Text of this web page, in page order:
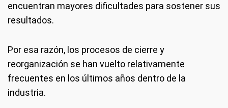
encuentran mayores dificultades para sostener sus
resultados.
Por esa razón, los procesos de cierre y
reorganización se han vuelto relativamente
frecuentes en los últimos años dentro de la
industria.